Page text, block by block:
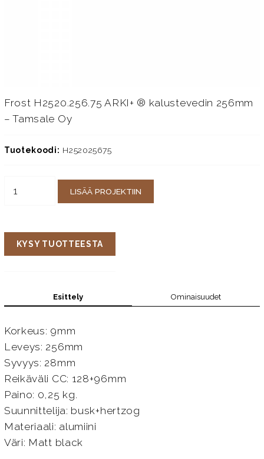
Frost H2520.256.75 ARKI+ ® kalustevedin 256mm
– Tamsale Oy
Tuotekoodi: H252025675
LISÄÄ PROJEKTIIN
KYSY TUOTTEESTA
Esittely Ominaisuudet
Korkeus: 9mm
Leveys: 256mm
Syvyys: 28mm
Reikäväli CC: 128+96mm
Paino: 0,25 kg.
Suunnittelija: busk+hertzog
Materiaali: alumiini
Väri: Matt black